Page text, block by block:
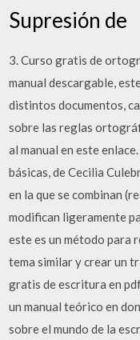
Supresión de
3. Curso gratis de
manual descargable,
distintos documentos,
sobre las reglas
al manual en este
básicas, de Cecilia
en la que se combinan
modifican ligeramente
este es un método para
tema similar y crear un
gratis de escritura en
un manual teórico en
sobre el mundo de la